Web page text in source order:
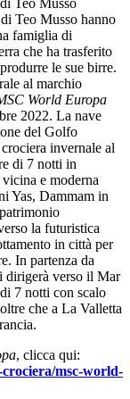
pub. Grazie alle
Teo Musso, si
diMSC World
Teo Musso, ha
creativo con le
è stata un
tipologie di
Il risultato sono tre
una bitter e una
Un'occasione per
proprio come si
COME
di MSC
sarà presente
Brewery. Per la
che